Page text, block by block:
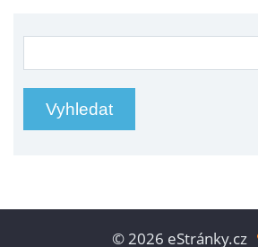
© 2026 eStránky.cz